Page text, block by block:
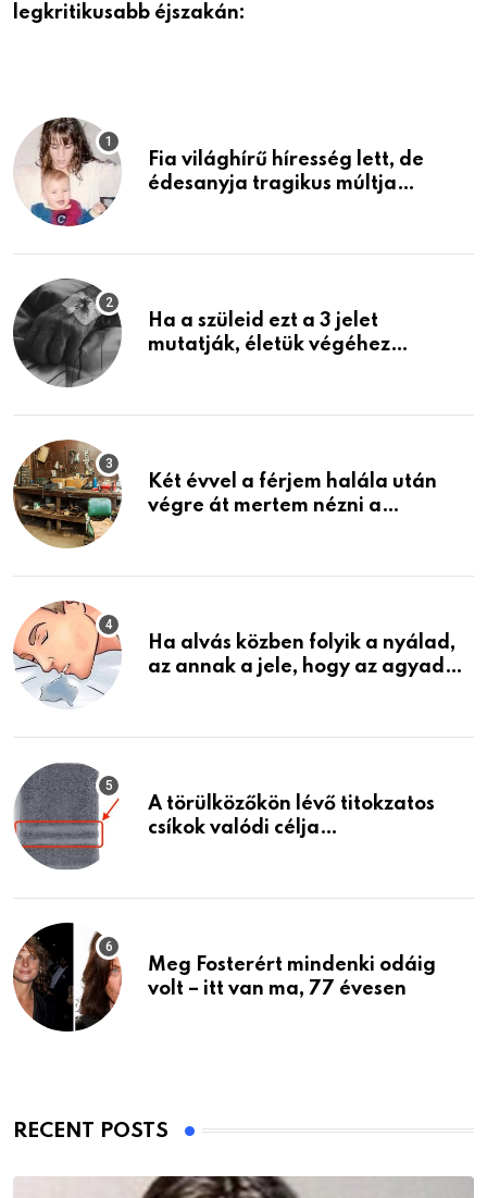
legkritikusabb éjszakán:
Fia világhírű híresség lett, de
édesanyja tragikus múltja
Ha a szüleid ezt a 3 jelet
mutatják, életük végéhez
Két évvel a férjem halála után
végre át mertem nézni a
életemet
Ha alvás közben folyik a nyálad,
az annak a jele, hogy az agyad…
A törülközőkön lévő titokzatos
csíkok valódi célja…
Meg Fosterért mindenki odáig
volt – itt van ma, 77 évesen
RECENT POSTS